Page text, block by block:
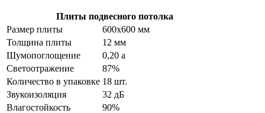
Плиты подвесного потолка
Размер плиты
600х600 мм
Толщина плиты
12 мм
Шумопоглощение
0,20 а
Светоотражение
87%
Количество в упаковке 18 шт.
Звукоизоляция
32 дБ
Влагостойкость
90%